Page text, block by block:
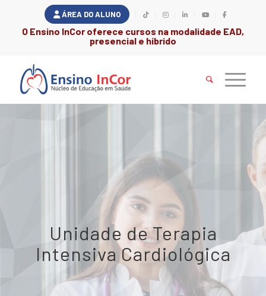
ÁREA DO ALUNO
O Ensino InCor oferece cursos na modalidade EAD,
presencial e híbrido
Unidade de Terapia
Intensiva Cardiológica